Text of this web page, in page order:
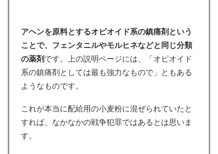
アヘンを原料とするオピオイド系の鎮痛剤という
ことで、フェンタニルやモルヒネなどと同じ分類
の薬剤 です。上の説明ページには、「オピオイド
系の鎮痛剤としては最も強力なもので」ともある
ようなものです。
これが本当に配給用の小麦粉に混ぜられていたと
すれば、なかなかの戦争犯罪ではあるとは思いま
す。